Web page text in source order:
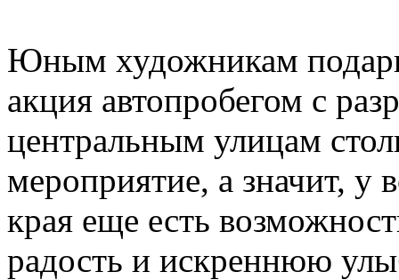
Юным художникам
акция автопробегом с
центральным улицам
мероприятие, а значит, у
края еще есть
радость и искреннюю